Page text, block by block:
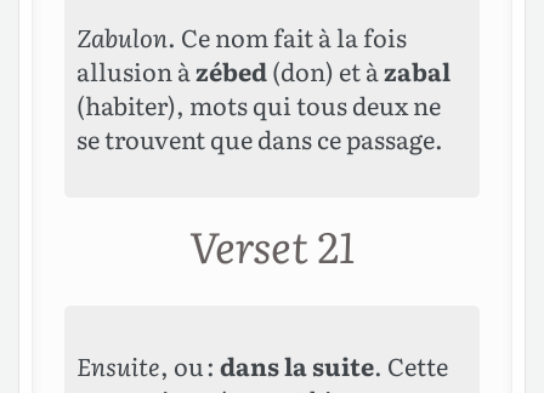
Zabulon. Ce nom fait à la fois
allusion àzébed(don) et àzabal
(habiter), mots qui tous deux ne
se trouvent que dans ce passage.
Verset 21
Ensuite, ou : dans la suite. Cette